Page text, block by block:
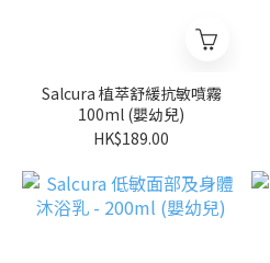
Salcura 植萃舒緩抗敏噴霧
100ml (嬰幼兒)
HK$189.00